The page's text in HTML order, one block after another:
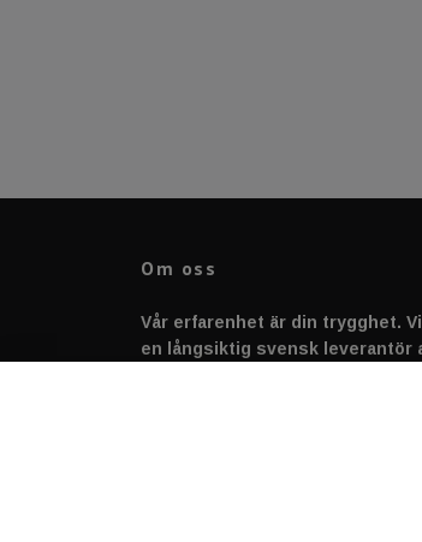
Om oss
Vår erfarenhet är din trygghet.
en långsiktig svensk leverantör